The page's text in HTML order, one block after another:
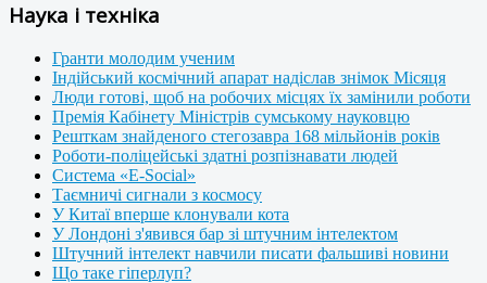
Наука і техніка
Гранти молодим ученим
Індійський космічний апарат надіслав знімок Місяця
Люди готові, щоб на робочих місцях їх замінили роботи
Премія Кабінету Міністрів сумському науковцю
Решткам знайденого стегозавра 168 мільйонів років
Роботи-поліцейські здатні розпізнавати людей
Система «E-Social»
Таємничі сигнали з космосу
У Китаї вперше клонували кота
У Лондоні з'явився бар зі штучним інтелектом
Штучний інтелект навчили писати фальшиві новини
Що таке гіперлуп?